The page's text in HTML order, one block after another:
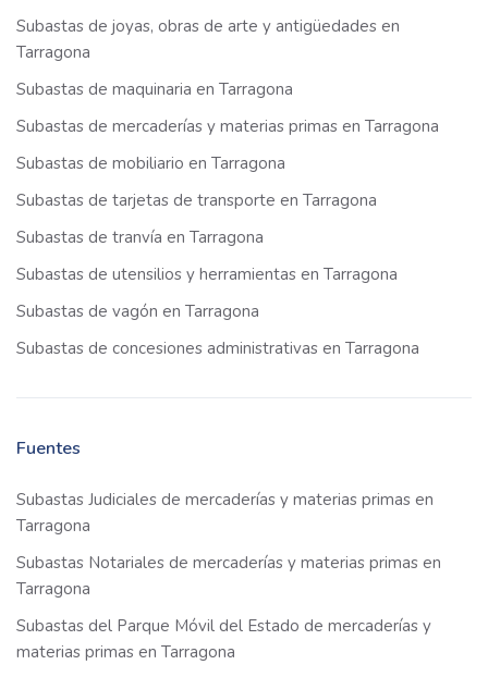
Subastas de joyas, obras de arte y antigüedades en
Tarragona
Subastas de maquinaria en Tarragona
Subastas de mercaderías y materias primas en Tarragona
Subastas de mobiliario en Tarragona
Subastas de tarjetas de transporte en Tarragona
Subastas de tranvía en Tarragona
Subastas de utensilios y herramientas en Tarragona
Subastas de vagón en Tarragona
Subastas de concesiones administrativas en Tarragona
Fuentes
Subastas Judiciales de mercaderías y materias primas en
Tarragona
Subastas Notariales de mercaderías y materias primas en
Tarragona
Subastas del Parque Móvil del Estado de mercaderías y
materias primas en Tarragona